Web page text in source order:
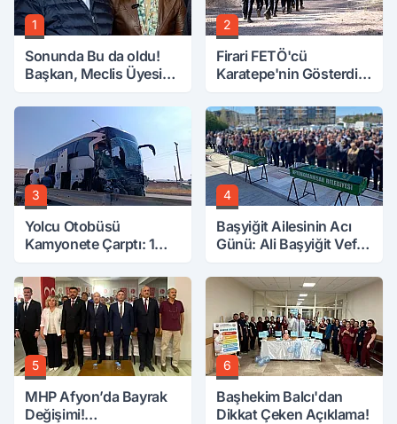
1
Sonunda Bu da oldu!
Başkan, Meclis Üyesini
Attırdı
2
Firari FETÖ'cü
Karatepe'nin Gösterdiği
Aranıyor
3
Yolcu Otobüsü
Kamyonete Çarptı: 1
4
Başyiğit Ailesinin Acı
Günü: Ali Başyiğit Vefat
5
MHP Afyon’da Bayrak
Değişimi!
6
Başhekim Balcı'dan
Dikkat Çeken Açıklama!